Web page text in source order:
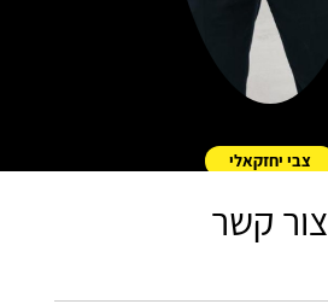
צבי יחזקאלי
צור קשר